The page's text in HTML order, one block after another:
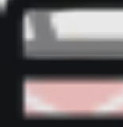
Pokaż wszystko